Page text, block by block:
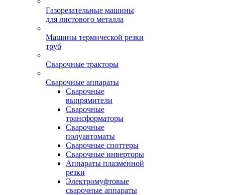
Газорезательные машины
для листового металла
Машины термической резки
труб
Сварочные тракторы
Сварочные аппараты
Сварочные
выпрямители
Сварочные
трансформаторы
Сварочные
полуавтоматы
Сварочные споттеры
Сварочные инверторы
Аппараты плазменной
резки
Электромуфтовые
сварочные аппараты